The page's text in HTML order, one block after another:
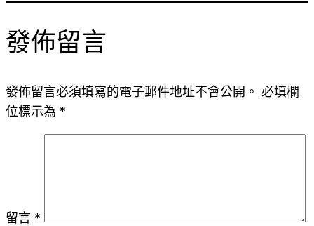
發佈留言
發佈留言必須填寫的電子郵件地址不會公開。 必填欄
位標示為 *
留言 *